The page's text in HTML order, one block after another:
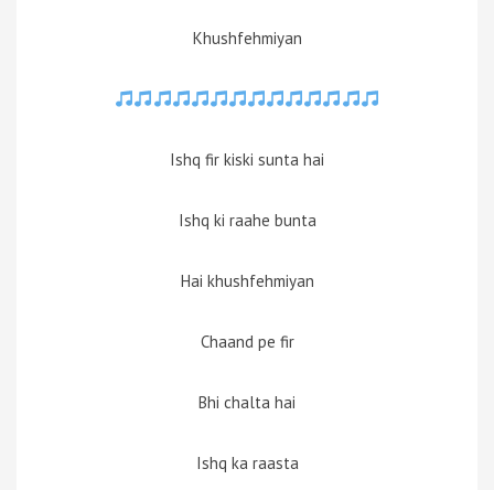
Khushfehmiyan
Ishq fir kiski sunta hai
Ishq ki raahe bunta
Hai khushfehmiyan
Chaand pe fir
Bhi chalta hai
Ishq ka raasta